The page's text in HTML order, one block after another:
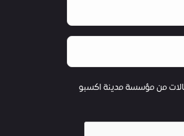
من مؤسسة مدينة اكسبو